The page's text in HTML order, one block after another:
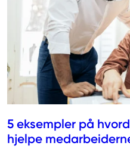
5 eksempler på
hjelpe